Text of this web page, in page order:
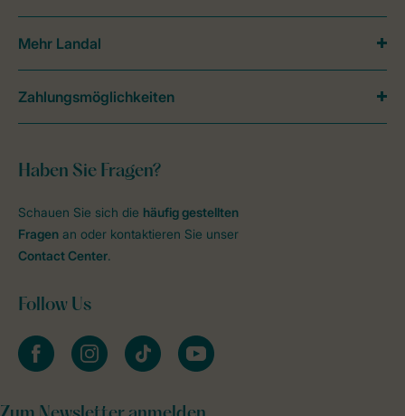
Haben Sie Fragen?
Schauen Sie sich die häufig gestellten
Fragen an oder kontaktieren Sie unser
Contact Center.
Follow Us
facebookinstagramtiktok youtube
Mehr Landal
Zahlungsmöglichkeiten